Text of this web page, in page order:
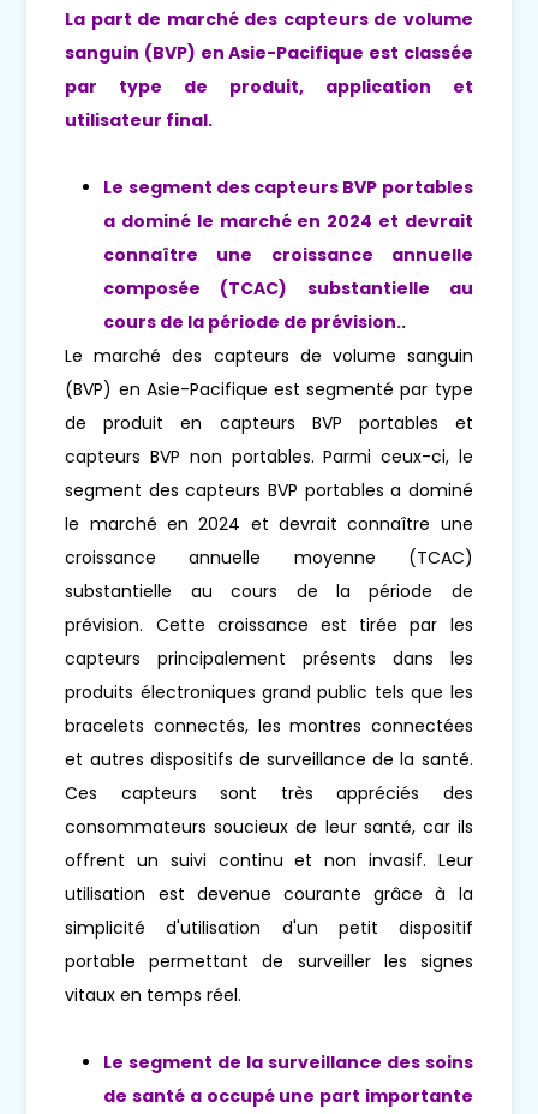
La part de marché des capteurs de volume
sanguin (BVP) en Asie-Pacifique est classée
par type de produit, application et
utilisateur final.
Le segment des capteurs BVP portables
a dominé le marché en 2024 et devrait
connaître une croissance annuelle
composée (TCAC) substantielle au
cours de la période de prévision..
Le marché des capteurs de volume sanguin
(BVP) en Asie-Pacifique est segmenté par type
de produit en capteurs BVP portables et
capteurs BVP non portables. Parmi ceux-ci, le
segment des capteurs BVP portables a dominé
le marché en 2024 et devrait connaître une
croissance annuelle moyenne (TCAC)
substantielle au cours de la période de
prévision. Cette croissance est tirée par les
capteurs principalement présents dans les
produits électroniques grand public tels que les
bracelets connectés, les montres connectées
et autres dispositifs de surveillance de la santé.
Ces capteurs sont très appréciés des
consommateurs soucieux de leur santé, car ils
offrent un suivi continu et non invasif. Leur
utilisation est devenue courante grâce à la
simplicité d'utilisation d'un petit dispositif
portable permettant de surveiller les signes
vitaux en temps réel.
Le segment de la surveillance des soins
de santé a occupé une part importante